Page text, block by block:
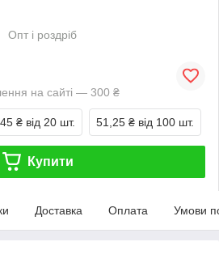
Опт і роздріб
на сайті — 300 ₴
₴ від 20 шт. 51,25 ₴ від 100 шт.
Купити
Доставка Оплата Умови